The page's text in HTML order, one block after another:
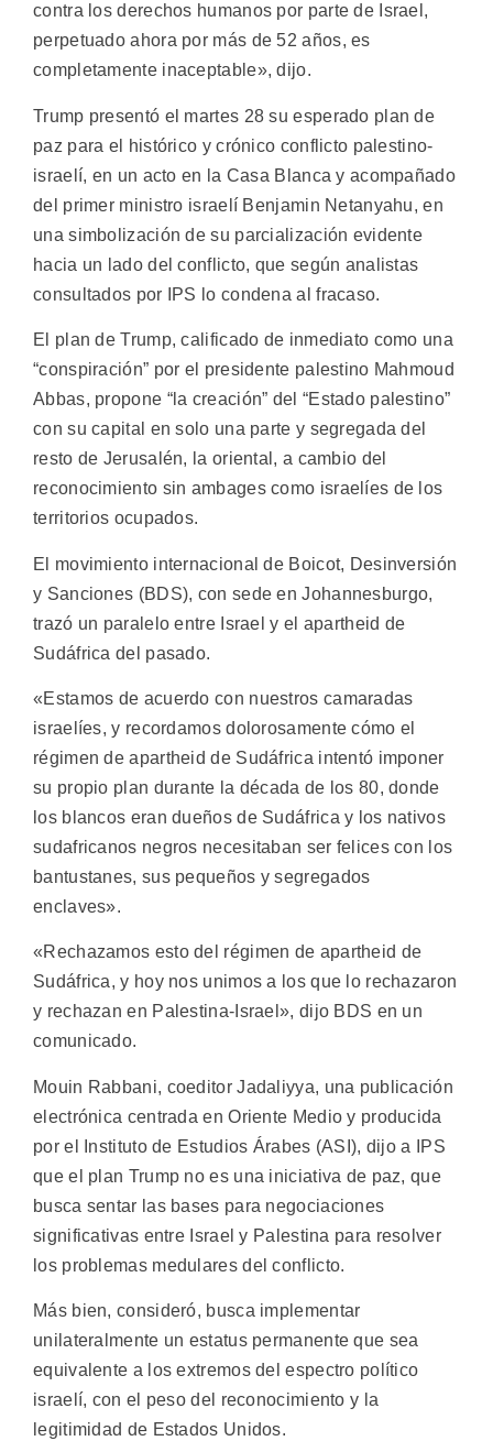
contra los derechos humanos por parte de Israel,
perpetuado ahora por más de 52 años, es
completamente inaceptable», dijo.
Trump presentó el martes 28 su esperado plan de
paz para el histórico y crónico conflicto palestino-
israelí, en un acto en la Casa Blanca y acompañado
del primer ministro israelí Benjamin Netanyahu, en
una simbolización de su parcialización evidente
hacia un lado del conflicto, que según analistas
consultados por IPS lo condena al fracaso.
El plan de Trump, calificado de inmediato como una
“conspiración” por el presidente palestino Mahmoud
Abbas, propone “la creación” del “Estado palestino”
con su capital en solo una parte y segregada del
resto de Jerusalén, la oriental, a cambio del
reconocimiento sin ambages como israelíes de los
territorios ocupados.
El movimiento internacional de Boicot, Desinversión
y Sanciones (BDS), con sede en Johannesburgo,
trazó un paralelo entre Israel y el apartheid de
Sudáfrica del pasado.
«Estamos de acuerdo con nuestros camaradas
israelíes, y recordamos dolorosamente cómo el
régimen de apartheid de Sudáfrica intentó imponer
su propio plan durante la década de los 80, donde
los blancos eran dueños de Sudáfrica y los nativos
sudafricanos negros necesitaban ser felices con los
bantustanes, sus pequeños y segregados
enclaves».
«Rechazamos esto del régimen de apartheid de
Sudáfrica, y hoy nos unimos a los que lo rechazaron
y rechazan en Palestina-Israel», dijo BDS en un
comunicado.
Mouin Rabbani, coeditor Jadaliyya, una publicación
electrónica centrada en Oriente Medio y producida
por el Instituto de Estudios Árabes (ASI), dijo a IPS
que el plan Trump no es una iniciativa de paz, que
busca sentar las bases para negociaciones
significativas entre Israel y Palestina para resolver
los problemas medulares del conflicto.
Más bien, consideró, busca implementar
unilateralmente un estatus permanente que sea
equivalente a los extremos del espectro político
israelí, con el peso del reconocimiento y la
legitimidad de Estados Unidos.